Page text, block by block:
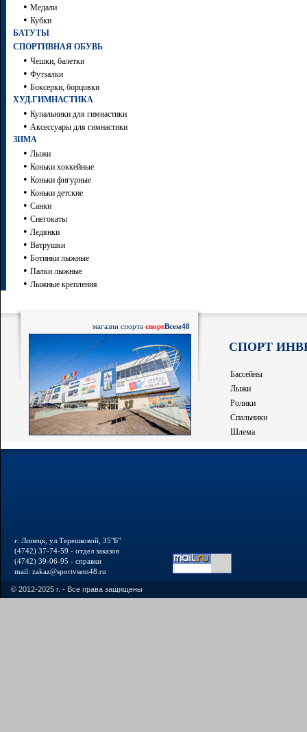
• Медали
• Кубки
БАТУТЫ
СПОРТИВНАЯ ОБУВЬ
• Чешки, балетки
• Футзалки
• Боксерки, борцовки
ХУД.ГИМНАСТИКА
• Купальники для гимнастики
• Аксессуары для гимнастики
ЗИМА
• Лыжи
• Коньки хоккейные
• Коньки фигурные
• Коньки детские
• Санки
• Снегокаты
• Ледянки
• Ватрушки
• Ботинки лыжные
• Палки лыжные
• Лыжные крепления
магазин спорта спортВсем48
СПОРТ
Бассейны
Лыжи
Ролики
Спальники
Шлема
г. Липецк, ул.Терешковой, 35"Б"
(4742) 37-74-59 - отдел заказов
(4742) 39-06-95 - справки
mail: zakaz@sportvsem48.ru
© 2012-2025 г. - Все права защищены